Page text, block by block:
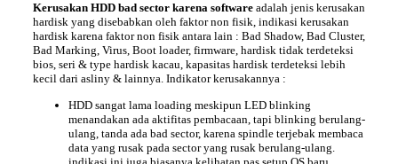
Kerusakan HDD bad sector karena software adalah jenis kerusakan
hardisk yang disebabkan oleh faktor non fisik, indikasi kerusakan
hardisk karena faktor non fisik antara lain : Bad Shadow, Bad Cluster,
Bad Marking, Virus, Boot loader, firmware, hardisk tidak terdeteksi
bios, seri & type hardisk kacau, kapasitas hardisk terdeteksi lebih
kecil dari asliny & lainnya. Indikator kerusakannya :
HDD sangat lama loading meskipun LED blinking
menandakan ada aktifitas pembacaan, tapi blinking berulang-
ulang, tanda ada bad sector, karena spindle terjebak membaca
data yang rusak pada sector yang rusak berulang-ulang.